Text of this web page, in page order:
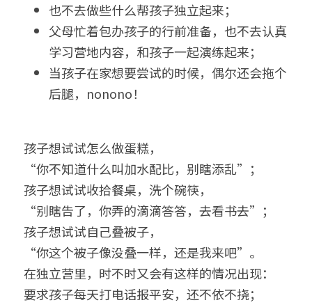
也不去做些什么帮孩子独立起来；
父母忙着包办孩子的行前准备，也不去认真
学习营地内容，和孩子一起演练起来；
当孩子在家想要尝试的时候，偶尔还会拖个
后腿，nonono！
孩子想试试怎么做蛋糕，
“你不知道什么叫加水配比，别瞎添乱”；
孩子想试试收拾餐桌，洗个碗筷，
“别瞎告了，你弄的滴滴答答，去看书去”；
孩子想试试自己叠被子，
“你这个被子像没叠一样，还是我来吧”。
在独立营里，时不时又会有这样的情况出现：
要求孩子每天打电话报平安，还不依不挠；